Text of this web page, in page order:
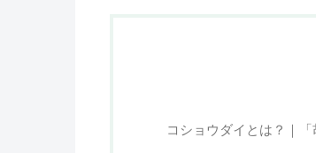
コショウダイとは？｜